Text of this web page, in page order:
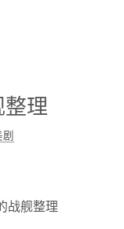
整理
战舰整理